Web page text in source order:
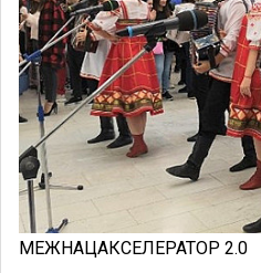
МЕЖНАЦАКСЕЛЕРАТОР 2.0